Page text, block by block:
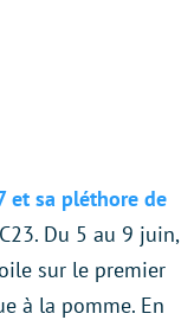
et sa pléthore de
Du 5 au 9 juin,
sur le premier
à la pomme. En